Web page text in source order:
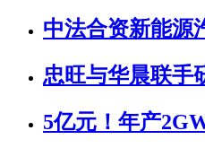
中法合资新能源
忠旺与华晨联手
5亿元！年产